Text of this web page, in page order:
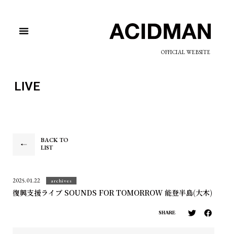
OFFICIAL WEBSITE
LIVE
BACK TO
LIST
2025.01.22 archives
復興支援ライブ SOUNDS FOR TOMORROW 能登半島(大木)
SHARE